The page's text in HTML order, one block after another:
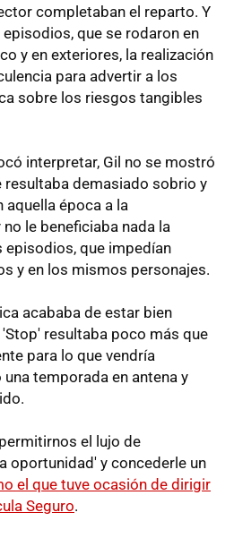
completaban el reparto. Y
que se rodaron en
y en exteriores, la realización
para advertir a los
sobre los riesgos tangibles
interpretar, Gil no se mostró
demasiado sobrio y
aquella época a la
no le beneficiaba nada la
episodios, que impedían
y en los mismos personajes.
acababa de estar bien
'Stop' resultaba poco más que
para lo que vendría
temporada en antena y
el lujo de
oportunidad' y concederle un
el que tuve ocasión de dirigir
Seguro.